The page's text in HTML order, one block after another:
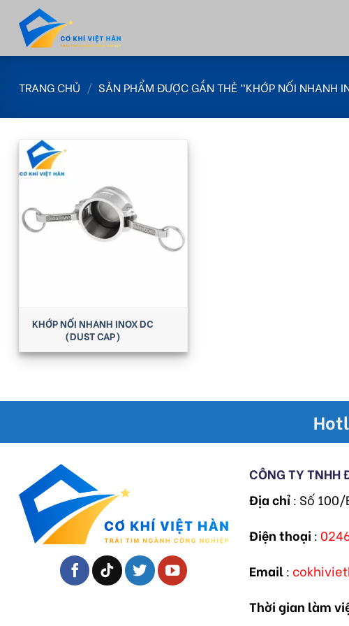
content
TRANG CHỦ / SẢN PHẨM ĐƯỢC GẮN THẺ “KHỚP NỐI NHANH
KHỚP NỐI NHANH INOX DC
(DUST CAP)
CÔNG TY TNHH
Địa chỉ: Số
Điện thoại :
Email:
Thời gian làm